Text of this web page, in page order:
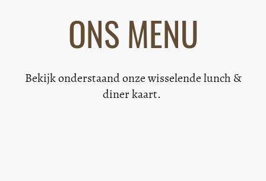
ONS MENU
Bekijk onderstaand onze wisselende lunch &
diner kaart.